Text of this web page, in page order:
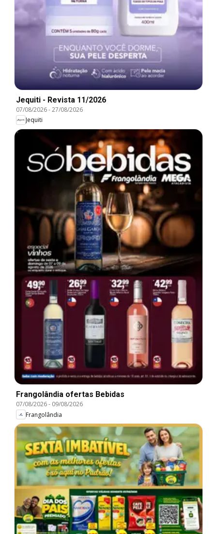
Jequiti - Revista 11/2026
07/08/2026-27/08/2026
Jequiti
Frangolândia ofertas Bebidas
07/08/2026- 09/08/2026
Frangolândia